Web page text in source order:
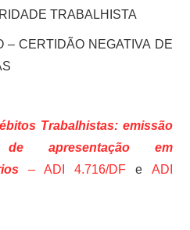
TRABALHISTA
– CERTIDÃO NEGATIVA DE
Trabalhistas: emissão
apresentação em
–ADI 4.716/DF e ADI